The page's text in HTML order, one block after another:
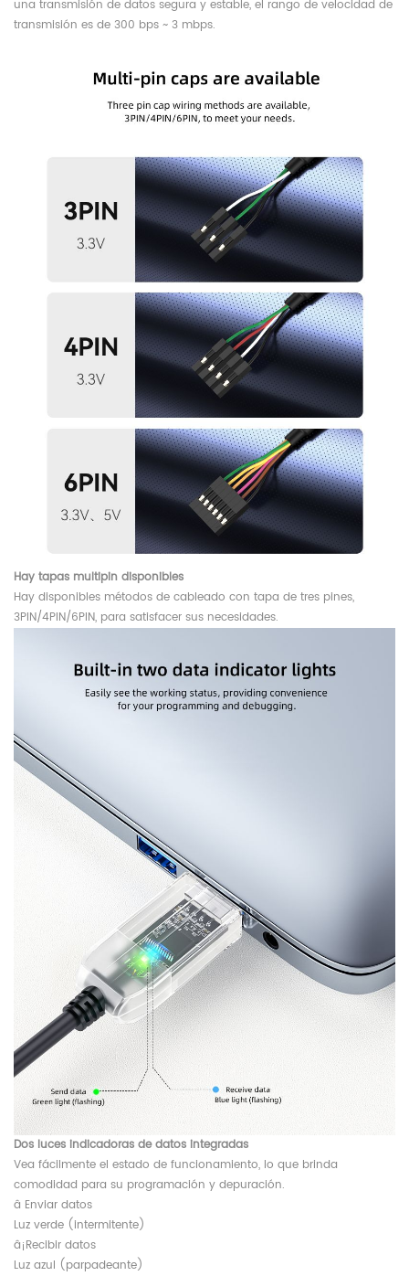
una transmisión de datos segura y estable, el rango de velocidad de
transmisión es de 300 bps ~ 3 mbps.
Hay tapas multipin disponibles
Hay disponibles métodos de cableado con tapa de tres pines,
3PIN/4PIN/6PIN, para satisfacer sus necesidades.
Dos luces indicadoras de datos integradas
Vea fácilmente el estado de funcionamiento, lo que brinda
comodidad para su programación y depuración.
â Enviar datos
Luz verde (intermitente)
â¡Recibir datos
Luz azul (parpadeante)